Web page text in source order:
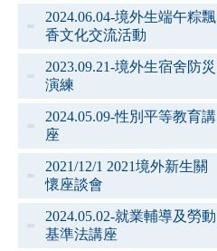
2024.06.04-境外生端午粽飄
香文化交流活動
2023.09.21-境外生宿舍防災
演練
2024.05.09-性別平等教育講
座
2021/12/1 2021境外新生關
懷座談會
2024.05.02-就業輔導及勞動
基準法講座